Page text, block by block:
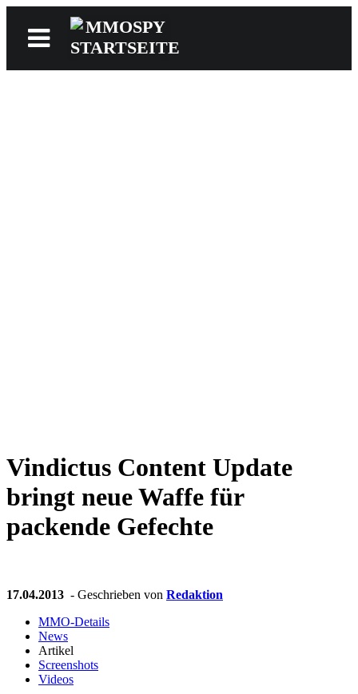
Follow us
Vindictus Content Update
bringt neue Waffe für
packende Gefechte
17.04.2013 - Geschrieben von Redaktion
MMO-Details
News
Artikel
Screenshots
Videos